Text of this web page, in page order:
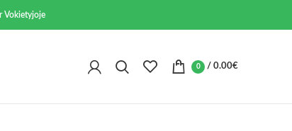
Vokietyjoje
0 / 0.00€